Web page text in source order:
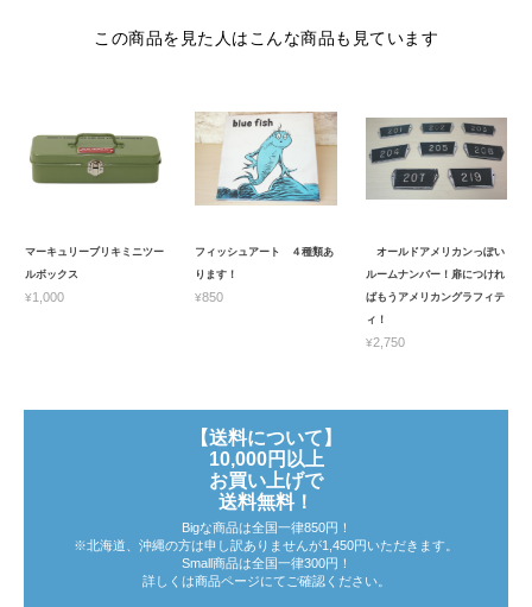
この商品を見た人はこんな商品も見ています
マーキュリーブリキミニツー
ルボックス
¥1,000
フィッシュアート ４種類あ
ります！
¥850
オールドアメリカンっぽい
ルームナンバー！扉につけれ
ばもうアメリカングラフィテ
ィ！
¥2,750
【送料について】
10,000円以上
お買い上げで
送料無料！
Bigな商品は全国一律850円！
※北海道、沖縄の方は申し訳ありませんが1,450円いただきます。
Small商品は全国一律300円！
詳しくは商品ページにてご確認ください。